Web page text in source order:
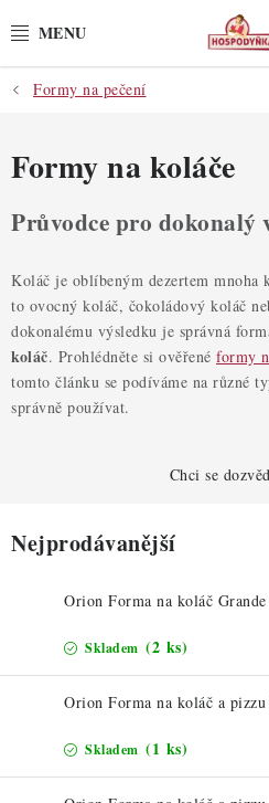
na
POTŘEBY
POMŮCKY
SUROVINY
PRO OSLAVY
DO KUCHYNĚ
DÁRKOVÉ POUKAZY
TÉMATICKÉ PRODUKTY
ZNAČKY
Formy na pečení
Formy na koláče
Průvodce pro dokonalý
Koláč je oblíbeným dezertem
to ovocný koláč, čokoládový koláč
dokonalému výsledku je správná
koláč. Prohlédněte si ověřené formy
tomto článku se podíváme na různé
správně používat.
Chci se
Nejprodávanější
Orion Forma na koláč
Skladem (2 ks)
Orion Forma na koláč a pizzu
Skladem (1 ks)